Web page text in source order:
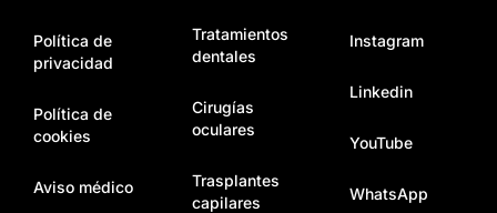
Política de
privacidad
Política de
cookies
Aviso médico
Tratamientos
dentales
Cirugías
oculares
Trasplantes
capilares
Instagram
Linkedin
YouTube
WhatsApp